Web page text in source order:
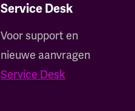
Service Desk
Voor support en
nieuwe aanvragen
Service Desk